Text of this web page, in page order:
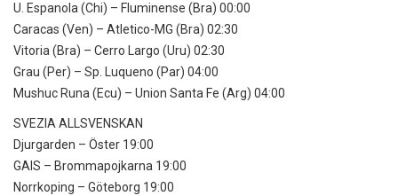
U. Espanola (Chi) – Fluminense (Bra) 00:00
Caracas (Ven) – Atletico-MG (Bra) 02:30
Vitoria (Bra) – Cerro Largo (Uru) 02:30
Grau (Per) – Sp. Luqueno (Par) 04:00
Mushuc Runa (Ecu) – Union Santa Fe (Arg) 04:00
SVEZIA ALLSVENSKAN
Djurgarden – Öster 19:00
GAIS – Brommapojkarna 19:00
Norrkoping – Göteborg 19:00